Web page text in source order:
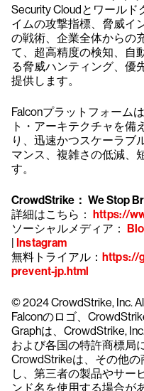
Security Cloudとワール
イムの攻撃指標、脅威イ
の戦術、企業全体からの
て、超高精度の検知、自
る脅威ハンティング、優
提供します。
Falconプラットフォーム
ト・アーキテクチャを備
り、迅速かつスケーラブ
マンス、複雑さの低減、
す。
CrowdStrike： We Stop
詳細はこちら： https://
ソーシャルメディア：
| Instagram
無料トライアル： https://
prevent-jp.html
© 2024 CrowdStrike, Inc.
Falconのロゴ、
Graphは、CrowdStrike,
および各国の特許商標局
CrowdStrikeは、その他
し、第三者の製品やサー
ンド名を使用する場合が